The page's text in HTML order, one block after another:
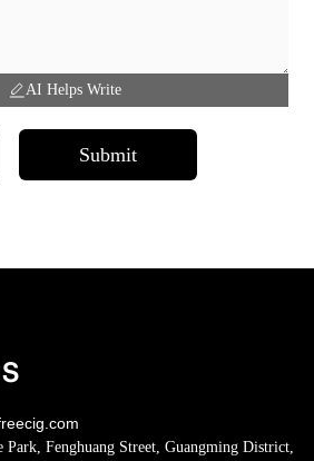
AI Helps Write
Submit
Park, Fenghuang Street, Guangming District,